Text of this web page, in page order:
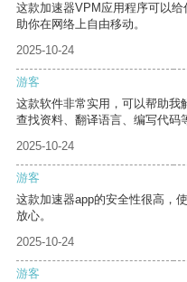
这款加速器VPM应用程序可以
助你在网络上自由移动。
2025-10-24
游客
这款软件非常实用，可以帮助我
查找资料、翻译语言、编写代码
2025-10-24
游客
这款加速器app的安全性很高，
放心。
2025-10-24
游客